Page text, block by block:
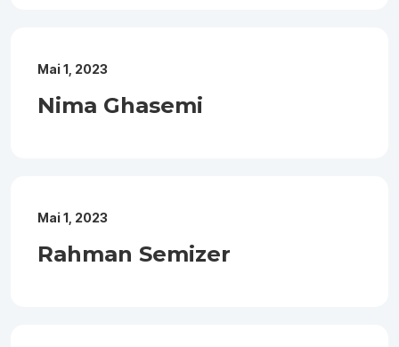
Mai 1, 2023
Nima Ghasemi
Mai 1, 2023
Rahman Semizer